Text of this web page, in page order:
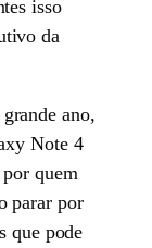
isso
da
ano,
Note 4
por quem
parar por
que pode